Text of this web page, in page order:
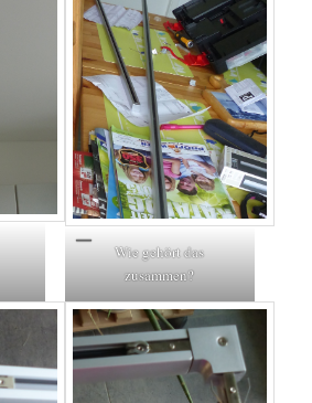
Wie gehört das
zusammen?